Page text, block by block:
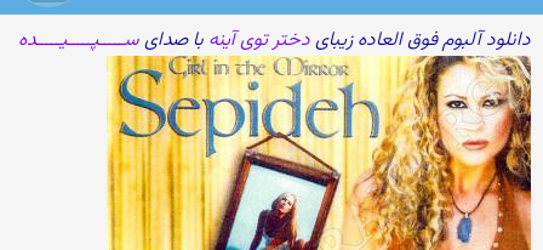
دانلود آلبوم فوق العاده زیبایدختر توی آینه با صدایســـــپـــــیـــــده